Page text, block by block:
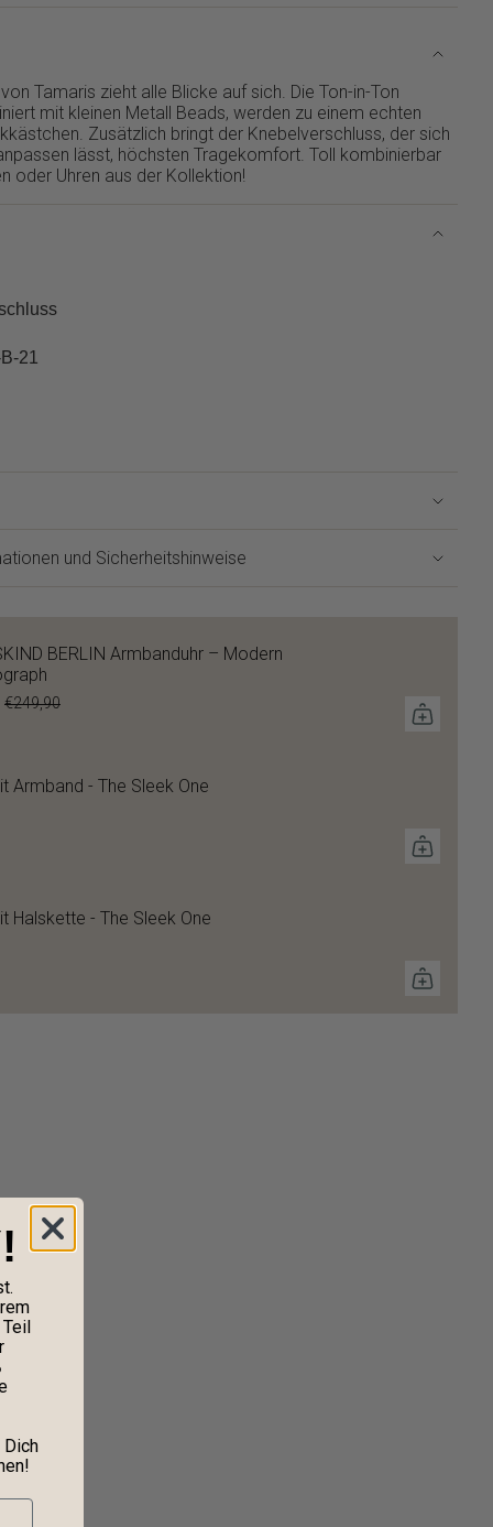
Tamaris zieht alle Blicke auf sich. Die Ton-in-Ton
mit kleinen Metall Beads, werden zu einem echten
Zusätzlich bringt der Knebelverschluss, der sich
lässt, höchsten Tragekomfort. Toll kombinierbar
oder Uhren aus der Kollektion!
21
und Sicherheitshinweise
BERLIN Armbanduhr – Modern
€249,90
Armband - The Sleek One
Halskette - The Sleek One